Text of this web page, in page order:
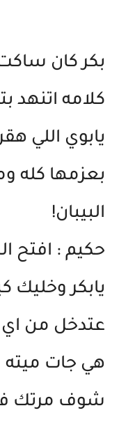
بكر كان
كلامه اتنهد
يابوي اللي
بعزمها كله
البيبان!
حكيم : افتح
يابكر وخليك
عتدخل من
هي جات ميته
شوف مرتك